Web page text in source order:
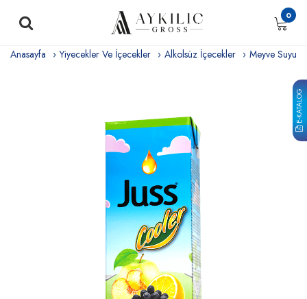
E-KATALOG
0
Anasayfa Yiyecekler Ve İçecekler Alkolsüz İçecekler Meyve Suyu